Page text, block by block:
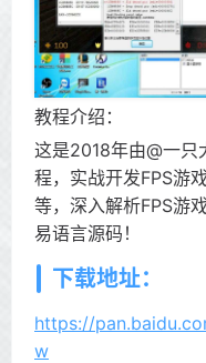
教程介绍：
这是2018年由@一只
程，实战开发FPS游
等，深入解析FPS游
易语言源码！
下载地址：
https://
w